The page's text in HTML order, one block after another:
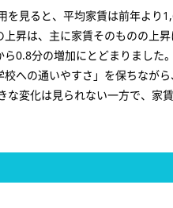
を見ると、平均家賃は前年よ
昇は、主に家賃そのものの上昇
0.8分の増加にとどまりまし
への通いやすさ」を保ちなが
変化は見られない一方で、家